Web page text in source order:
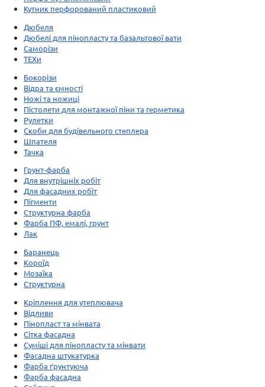
Кутник перфорований пластиковий
Дюбеля
Дюбелі для пінопласту та базальтової вати
Саморізи
ТЕХи
Бокорізи
Відра та ємності
Ножі та ножиці
Пістолети для монтажної піни та герметика
Рулетки
Скоби для будівельного степлера
Шпателя
Тачка
Грунт-фарба
Для внутрішніх робіт
Для фасадних робіт
Пігменти
Структурна фарба
Фарба ПФ, емалі, грунт
Лак
Баранець
Короїд
Мозаїка
Структурна
Кріплення для утеплювача
Відливи
Пінопласт та мінвата
Сітка фасадна
Суміші для пінопласту та мінвати
Фасадна штукатурка
Фарба ґрунтуюча
Фарба фасадна